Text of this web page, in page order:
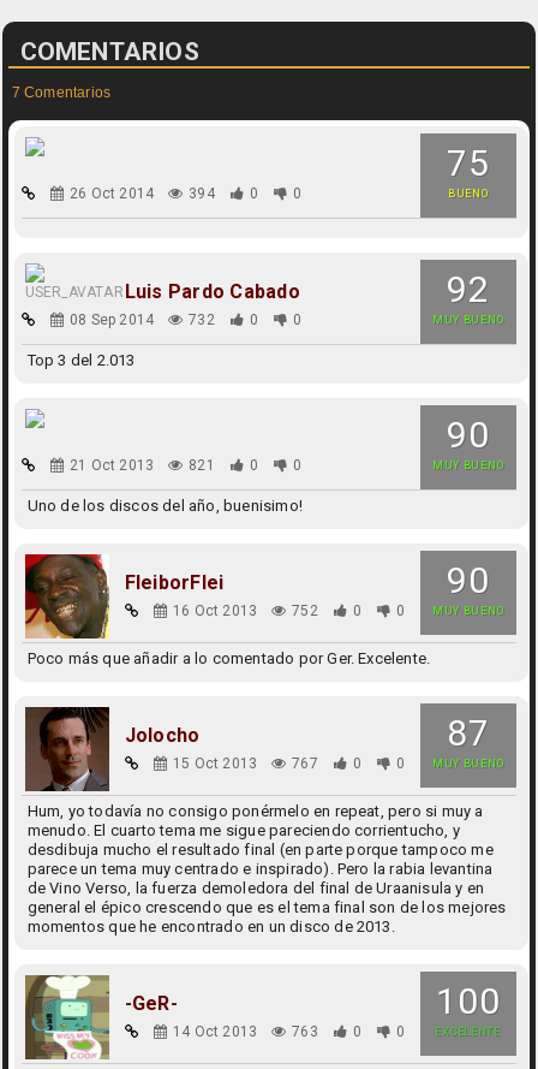
COMENTARIOS
7 Comentarios
75
BUENO
26 Oct 2014 394 0 0
92
MUY BUENO
Luis Pardo Cabado
08 Sep 2014 732 0 0
Top 3 del 2.013
90
MUY BUENO
21 Oct 2013 821 0 0
Uno de los discos del año, buenisimo!
90
MUY BUENO
FleiborFlei
16 Oct 2013 752 0 0
Poco más que añadir a lo comentado por Ger. Excelente.
87
MUY BUENO
Jolocho
15 Oct 2013 767 0 0
Hum, yo todavía no consigo ponérmelo en repeat, pero si muy a
menudo. El cuarto tema me sigue pareciendo corrientucho, y
desdibuja mucho el resultado final (en parte porque tampoco me
parece un tema muy centrado e inspirado). Pero la rabia levantina
de Vino Verso, la fuerza demoledora del final de Uraanisula y en
general el épico crescendo que es el tema final son de los mejores
momentos que he encontrado en un disco de 2013.
100
EXCELENTE
-GeR-
14 Oct 2013 763 0 0